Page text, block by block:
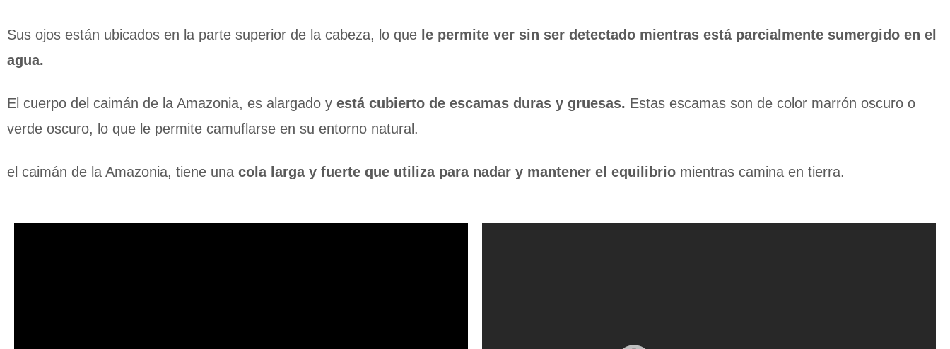
Sus ojos están ubicados en la parte superior de la cabeza, lo que le permite ver sin ser detectado mientras está parcialmente sumergido en el
agua.
El cuerpo del caimán de la Amazonia, es alargado y está cubierto de escamas duras y gruesas. Estas escamas son de color marrón oscuro o
verde oscuro, lo que le permite camuflarse en su entorno natural.
el caimán de la Amazonia, tiene una cola larga y fuerte que utiliza para nadar y mantener el equilibrio mientras camina en tierra.